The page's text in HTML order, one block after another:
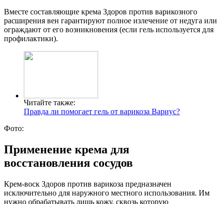
Вместе составляющие крема Здоров против варикозного
расширения вен гарантируют полное излечение от недуга или
ограждают от его возникновения (если гель используется для
профилактики).
Читайте также:
Правда ли помогает гель от варикоза Вариус?
Фото:
Применение крема для
восстановления сосудов
Крем-воск Здоров против варикоза предназначен
исключительно для наружного местного использования. Им
нужно обрабатывать лишь кожу, сквозь которую